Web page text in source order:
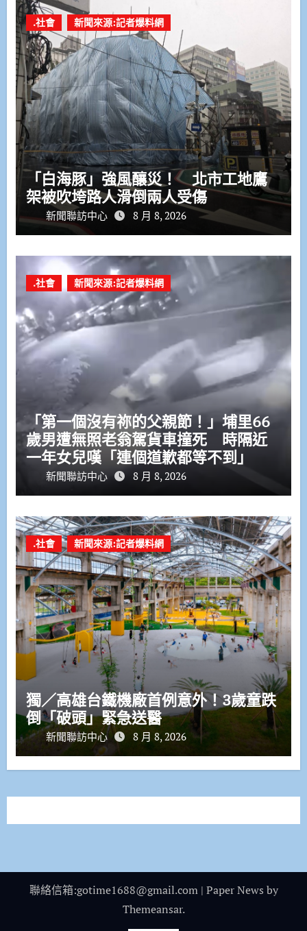
.社會 新聞來源:記者爆料網
「白海豚」強風釀災！ 北市工地鷹
架被吹垮路人滑倒兩人受傷
新聞聯訪中心 8 月 8, 2026
.社會 新聞來源:記者爆料網
「第一個沒有祢的父親節！」埔里66
歲男遭無照老翁駕貨車撞死 時隔近
一年女兒嘆「連個道歉都等不到」
新聞聯訪中心 8 月 8, 2026
.社會 新聞來源:記者爆料網
獨／高雄台鐵機廠首例意外！3歲童跌
倒「破頭」緊急送醫
新聞聯訪中心 8 月 8, 2026
聯絡信箱:gotime1688@gmail.com | Paper News by
Themeansar.